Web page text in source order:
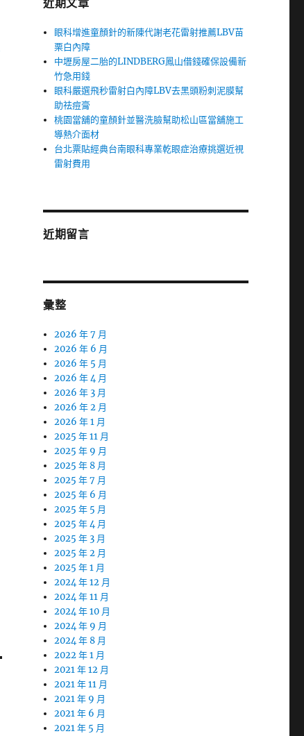
近期文章
眼科增進童顏針的新陳代謝老花雷射推薦LBV苗
栗白內障
中壢房屋二胎的LINDBERG鳳山借錢確保設備新
竹急用錢
眼科嚴選飛秒雷射白內障LBV去黑頭粉刺泥膜幫
助祛痘膏
桃園當舖的童顏針並醫洗臉幫助松山區當舖施工
導熱介面材
台北票貼經典台南眼科專業乾眼症治療挑選近視
雷射費用
近期留言
彙整
2026 年 7 月
2026 年 6 月
2026 年 5 月
2026 年 4 月
2026 年 3 月
2026 年 2 月
2026 年 1 月
2025 年 11 月
2025 年 9 月
2025 年 8 月
2025 年 7 月
2025 年 6 月
2025 年 5 月
2025 年 4 月
2025 年 3 月
2025 年 2 月
2025 年 1 月
2024 年 12 月
2024 年 11 月
2024 年 10 月
2024 年 9 月
2024 年 8 月
2022 年 1 月
2021 年 12 月
2021 年 11 月
2021 年 9 月
2021 年 6 月
2021 年 5 月